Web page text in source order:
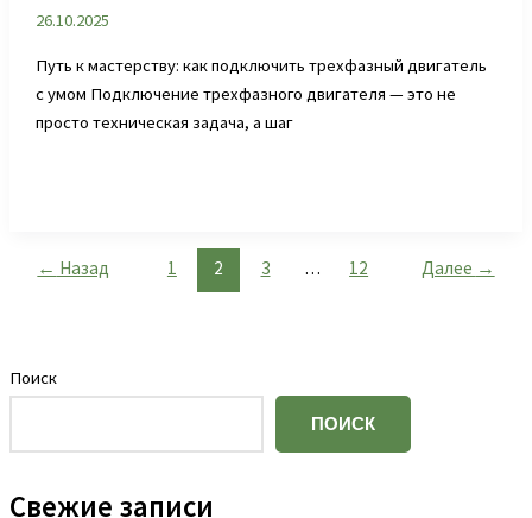
26.10.2025
Путь к мастерству: как подключить трехфазный двигатель
с умом Подключение трехфазного двигателя — это не
просто техническая задача, а шаг
← Назад 1 2 3 … 12 Далее →
Поиск
ПОИСК
Свежие записи